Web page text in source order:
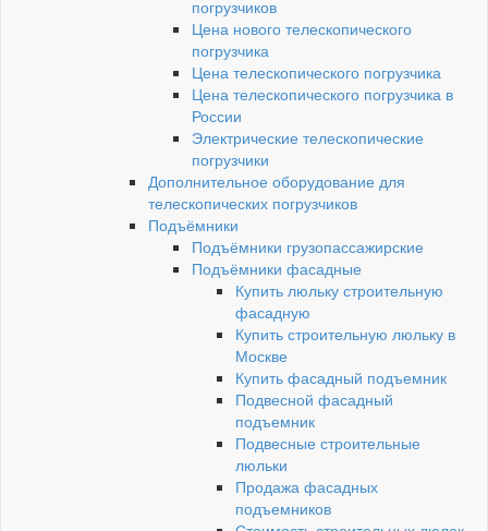
погрузчиков
Цена нового телескопического
погрузчика
Цена телескопического погрузчика
Цена телескопического погрузчика в
России
Электрические телескопические
погрузчики
Дополнительное оборудование для
телескопических погрузчиков
Подъёмники
Подъёмники грузопассажирские
Подъёмники фасадные
Купить люльку строительную
фасадную
Купить строительную люльку в
Москве
Купить фасадный подъемник
Подвесной фасадный
подъемник
Подвесные строительные
люльки
Продажа фасадных
подъемников